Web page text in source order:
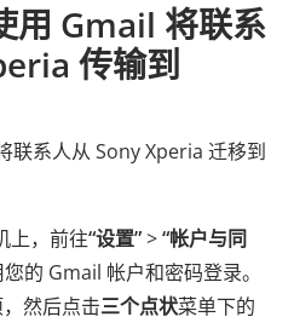
用 Gmail 将联系
传输到
联系人从 Sony Xperia 迁移到
上，前往“设置”>“帐户与同
的 Gmail 帐户和密码登录。
然后点击三个点状菜单下的